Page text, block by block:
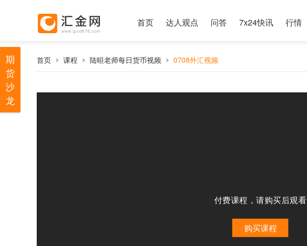
首页 达人观点 问答 7x24快讯 行情
首页 课程 陆晅老师每日货币视频 0708外汇视频
付费课程，请购买后观看
购买课程
期
货
沙
龙